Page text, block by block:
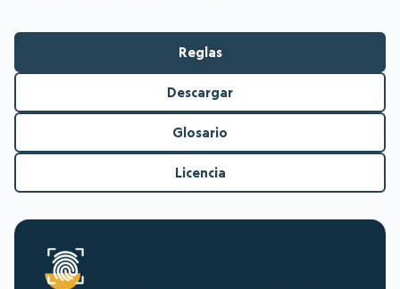
Reglas
Descargar
Glosario
Licencia